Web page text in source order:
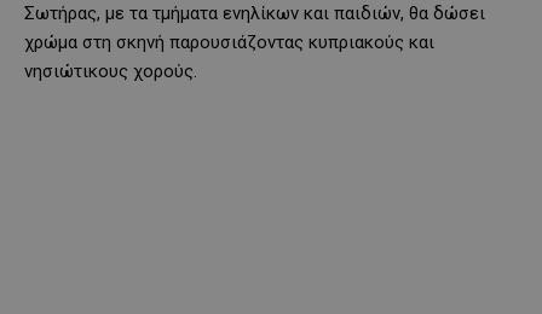
Σωτήρας, με τα τμήματα ενηλίκων και παιδιών, θα δώσει
χρώμα στη σκηνή παρουσιάζοντας κυπριακούς και
νησιώτικους χορούς.